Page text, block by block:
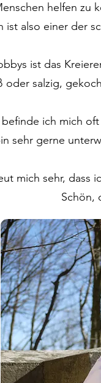
helfen zu
ist also einer der
ist das
oder salzig,
ich mich
sehr gerne
mich sehr, dass
Schön,